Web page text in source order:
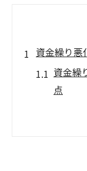
資金繰り悪
資金繰
点
現金